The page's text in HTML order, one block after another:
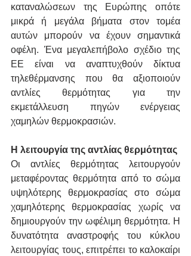
καταναλώσεων της Ευρώπης οπότε
μικρά ή μεγάλα βήματα στον τομέα
αυτών μπορούν να έχουν σημαντικά
οφέλη. Ένα μεγαλεπήβολο σχέδιο της
ΕΕ είναι να αναπτυχθούν δίκτυα
τηλεθέρμανσης που θα αξιοποιούν
αντλίες θερμότητας για την
εκμετάλλευση πηγών ενέργειας
χαμηλών θερμοκρασιών.
Η λειτουργία της αντλίας θερμότητας
Οι αντλίες θερμότητας λειτουργούν
μεταφέροντας θερμότητα από το σώμα
υψηλότερης θερμοκρασίας στο σώμα
χαμηλότερης θερμοκρασίας χωρίς να
δημιουργούν την ωφέλιμη θερμότητα. Η
δυνατότητα αναστροφής του κύκλου
λειτουργίας τους, επιτρέπει το καλοκαίρι